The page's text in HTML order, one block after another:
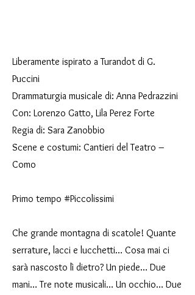
Liberamente ispirato a Turandot di G.
Puccini
Drammaturgia musicale di: Anna Pedrazzini
Con: Lorenzo Gatto, Lila Perez Forte
Regia di: Sara Zanobbio
Scene e costumi: Cantieri del Teatro –
Como
Primo tempo #Piccolissimi
Che grande montagna di scatole! Quante
serrature, lacci e lucchetti… Cosa mai ci
sarà nascosto lì dietro? Un piede… Due
mani… Tre note musicali… Un occhio… Due